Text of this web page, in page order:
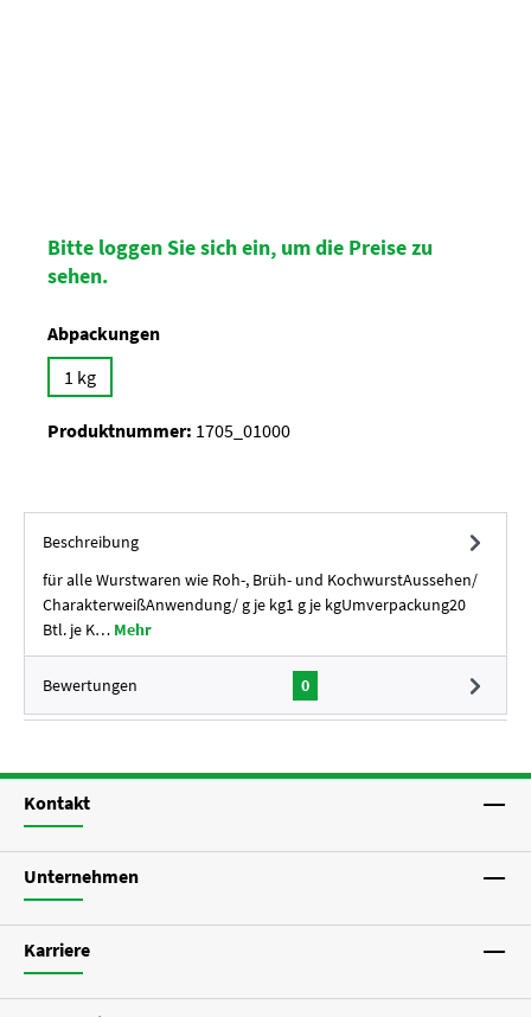
Bitte loggen Sie sich ein, um die Preise zu
sehen.
Abpackungenauswählen
1 kg
Produktnummer: 1705_01000
Beschreibung
für alle Wurstwaren wie Roh-, Brüh- und KochwurstAussehen/
CharakterweißAnwendung/ g je kg1 g je kgUmverpackung20
Btl. je K… Mehr
Bewertungen 0
Kontakt
Unternehmen
Karriere